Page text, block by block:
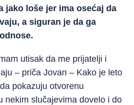
jako loše jer ima osećaj da
a siguran je da ga
utisak da me prijatelji i
– priča Jovan – Kako je leto
pokazuju otvorenu
nekim slučajevima dovelo i do